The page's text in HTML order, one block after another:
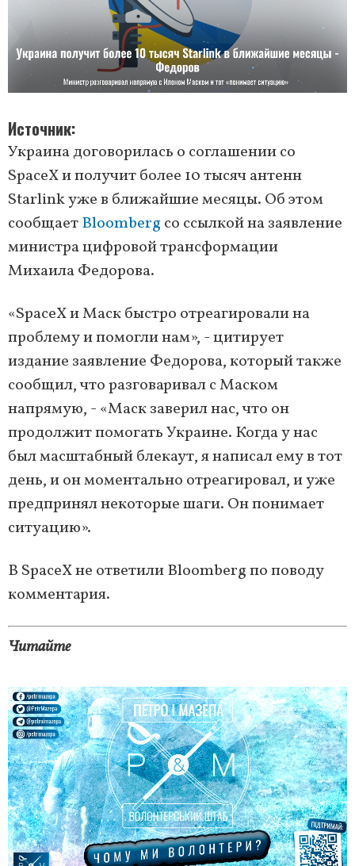
Источник
Украина договорилась о соглашении со
SpaceX и получит более 10 тысяч антенн
Starlink уже в ближайшие месяцы. Об этом
сообщаетBloomberg со ссылкой на заявление
министра цифровой трансформации
Михаила Федорова.
«SpaceX и Маск быстро отреагировали на
проблему и помогли нам», - цитирует
издание заявление Федорова, который также
сообщил, что разговаривал с Маском
напрямую, - «Маск заверил нас, что он
продолжит помогать Украине. Когда у нас
был масштабный блекаут, я написал ему в тот
день, и он моментально отреагировал, и уже
предпринял некоторые шаги. Он понимает
ситуацию».
В SpaceX не ответили Bloomberg по поводу
комментария.
Читайте